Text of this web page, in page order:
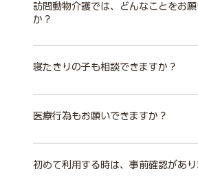
訪問動物介護では、どんなことをお
か？
食事・排泄・移動・散歩・床ずれ管
の介護ケアをサポートします。 高齢
ます。
寝たきりの子も相談できますか？
はい。 寝たきりの子のケアもご相談
ずれ管理や体位変換など、 ご自宅で
医療行為もお願いできますか？
看護に医療行為は含まれません。 医
合は、 事前にかかりつけ動物病院へ
初めて利用する時は、事前確認があり